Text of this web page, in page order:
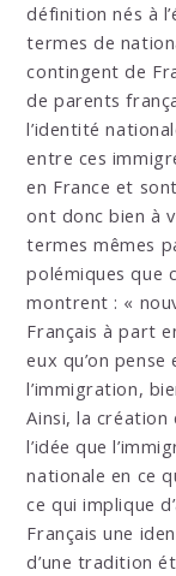
définition nés à
termes de
contingent de
de parents
l’identité
entre ces
en France et
ont donc bien à
termes mêmes
polémiques que
montrent : «
Français à part
eux qu’on
l’immigration,
Ainsi, la création
l’idée que
nationale en ce
ce qui implique
Français une
d’une tradition